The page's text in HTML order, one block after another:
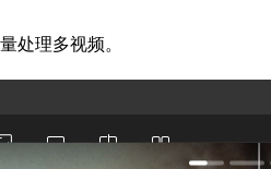
处理多视频。